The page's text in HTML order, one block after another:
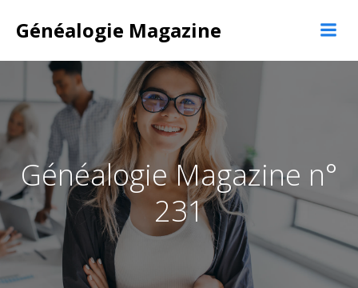
contenu
Généalogie Magazine
Généalogie Magazine n°
231